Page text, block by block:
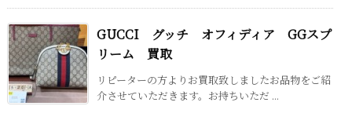
GUCCI グッチ オフィディア GGスプ
リーム 買取
リピーターの方よりお買取致しましたお品物をご紹
介させていただきます。お持ちいただ ...